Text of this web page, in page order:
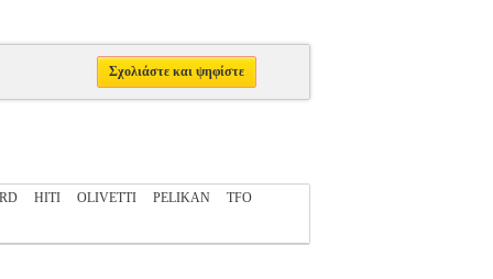
Σχολιάστε και ψηφίστε
HITI OLIVETTI PELIKAN
TFO